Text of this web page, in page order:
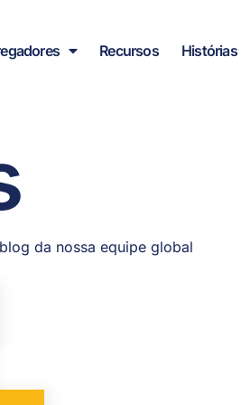
Recursos Histórias
da nossa equipe global